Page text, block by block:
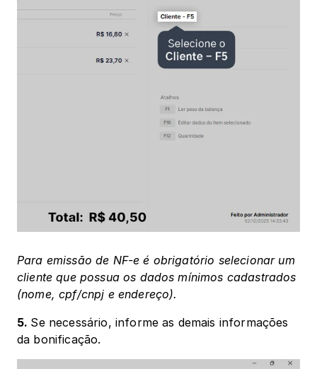
Para emissão de NF-e é obrigatório selecionar um
cliente que possua os dados mínimos cadastrados
(nome, cpf/cnpj e endereço).
5. Se necessário, informe as demais informações
da bonificação.